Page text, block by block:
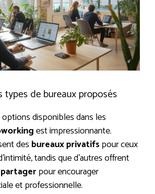
types de bureaux proposés
disponibles dans les
est impressionnante.
des bureaux privatifspour ceux
tandis que d’autres offrent
pour encourager
et professionnelle.